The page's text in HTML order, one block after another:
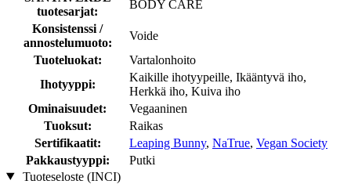
tuotesarjat:
BODY CARE
Konsistenssi /
annostelumuoto:
Voide
Tuoteluokat:
Vartalonhoito
Ihotyyppi:
Kaikille ihotyypeille, Ikääntyvä iho,
Herkkä iho, Kuiva iho
Ominaisuudet:
Vegaaninen
Tuoksut:
Raikas
Sertifikaatit:
Leaping Bunny, NaTrue, Vegan Society
Pakkaustyyppi:
Putki
Tuoteseloste (INCI)